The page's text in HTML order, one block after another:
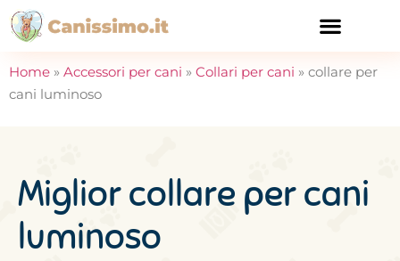
Home » Accessori per cani » Collari per cani » collare per
cani luminoso
Miglior collare per cani
luminoso